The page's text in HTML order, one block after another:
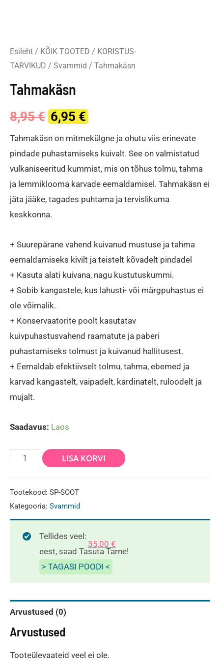
Esileht / KÕIK TOOTED / KORISTUS-
TARVIKUD / Svammid / Tahmakäsn
Tahmakäsn
8,95€ Original
price
was:
8,95 €.
6,95 €Current
price
is:
6,95 €.
Tahmakäsn on mitmekülgne ja ohutu viis erinevate
pindade puhastamiseks kuivalt. See on valmistatud
vulkaniseeritud kummist, mis on tõhus tolmu, tahma
ja lemmiklooma karvade eemaldamisel. Tahmakäsn ei
jäta jääke, tagades puhtama ja tervislikuma
keskkonna.
+ Suurepärane vahend kuivanud mustuse ja tahma
eemaldamiseks kivilt ja teistelt kõvadelt pindadel
+ Kasuta alati kuivana, nagu kustutuskummi.
+ Sobib kangastele, kus lahusti- või märgpuhastus ei
ole võimalik.
+ Konservaatorite poolt kasutatav
kuivpuhastusvahend raamatute ja paberi
puhastamiseks tolmust ja kuivanud hallitusest.
+ Eemaldab efektiivselt tolmu, tahma, ebemed ja
karvad kangastelt, vaipadelt, kardinatelt, ruloodelt ja
mujalt.
Saadavus: Laos
Tahmakäsn
LISA KORVI
Tootekood: SP-SOOT
Kategooria: Svammid
Tellides veel:
35,00 €
eest, saad Tasuta Tarne!
> TAGASI POODI <
Arvustused (0)
Arvustused
Tooteülevaateid veel ei ole.